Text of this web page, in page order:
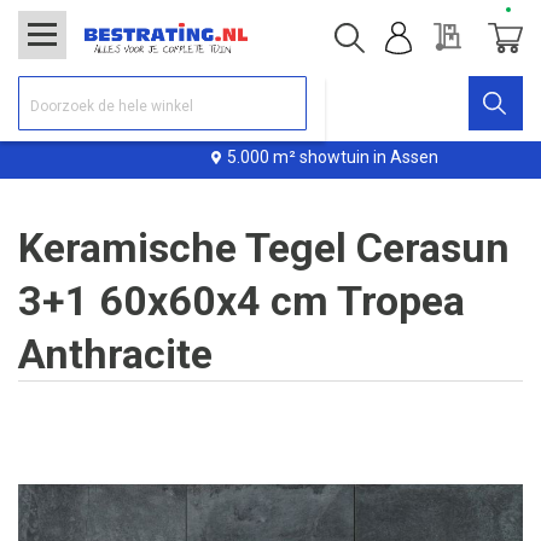
5.000 m² showtuin in Assen
Offerte
Keramische Tegel Cerasun
3+1 60x60x4 cm Tropea
Anthracite
de
afbeeldingen-
gallerij